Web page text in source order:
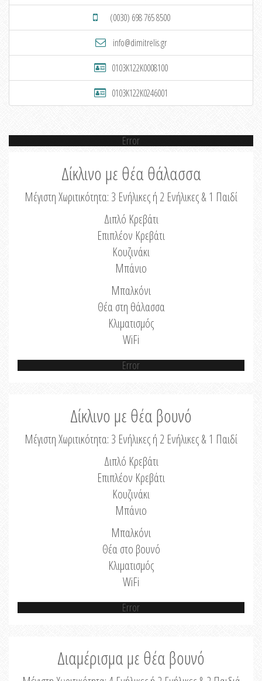
(0030) 698 765 8500
info@dimitrelis.gr
0103K122K0008100
0103K122K0246001
Error
Δίκλινο με θέα θάλασσα
Μέγιστη Χωριτικότητα: 3 Ενήλικες ή 2 Ενήλικες & 1 Παιδί
Διπλό Κρεβάτι
Επιπλέον Κρεβάτι
Κουζινάκι
Μπάνιο
Μπαλκόνι
Θέα στη θάλασσα
Κλιματισμός
WiFi
Error
Δίκλινο με θέα βουνό
Μέγιστη Χωριτικότητα: 3 Ενήλικες ή 2 Ενήλικες & 1 Παιδί
Διπλό Κρεβάτι
Επιπλέον Κρεβάτι
Κουζινάκι
Μπάνιο
Μπαλκόνι
Θέα στο βουνό
Κλιματισμός
WiFi
Error
Διαμέρισμα με θέα βουνό